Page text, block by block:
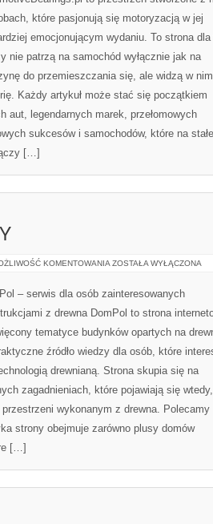
które pasjonują się motoryzacją w jej
emocjonującym wydaniu. To strona
nie patrzą na samochód wyłącznie jak na
do przemieszczania się, ale widzą w nim
Każdy artykuł może stać się początkiem
aut, legendarnych marek, przełomowych
sukcesów i samochodów, które na stałe
[…]
KOMENTOWANIA INSPIRACJE
ZOSTAŁA WYŁĄCZONA
– serwis dla osób zainteresowanych
z drewna DomPol to strona
tematyce budynków opartych na
źródło wiedzy dla osób, które
drewnianą. Strona skupia się na
zagadnieniach, które pojawiają się
wykonanym z drewna. Polecamy
strony obejmuje zarówno plusy domów
[…]